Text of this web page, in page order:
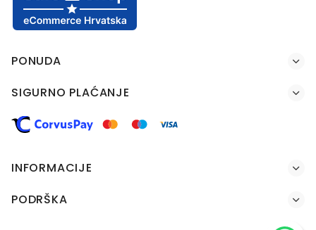
PONUDA
SIGURNO PLAĆANJE
INFORMACIJE
PODRŠKA